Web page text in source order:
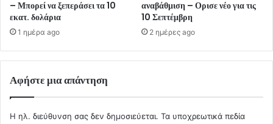
– Μπορεί να ξεπεράσει τα 10
εκατ. δολάρια
1 ημέρα ago
αναβάθμιση – Ορισε νέο για τις
10 Σεπτέμβρη
2 ημέρες ago
Αφήστε μια απάντηση
Η ηλ. διεύθυνση σας δεν δημοσιεύεται. Τα υποχρεωτικά πεδία